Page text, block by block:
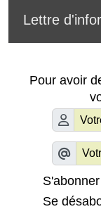
Lettre
Pour avoir
S'abonner
Se